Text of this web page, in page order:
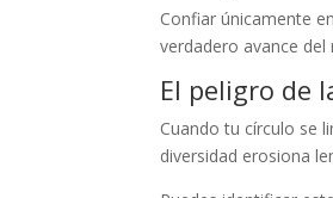
Confiar únicamente
verdadero avance
El peligro de
Cuando tu círculo se
diversidad erosiona